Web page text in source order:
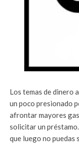
Los temas de dinero
un poco presionado
afrontar mayores
solicitar un
que luego no puedas